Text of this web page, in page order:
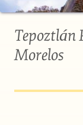
Tepoztlán
Morelos